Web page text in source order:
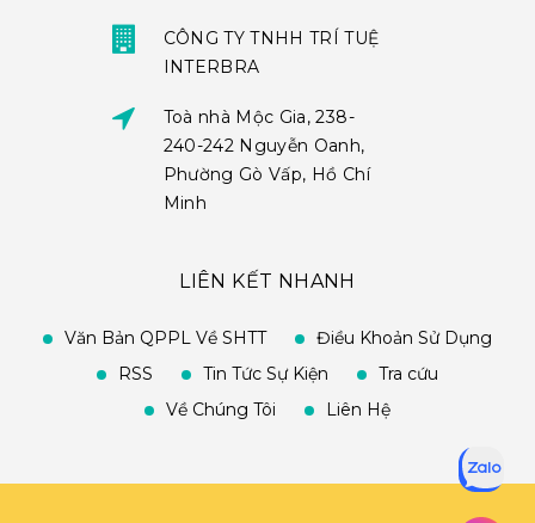
CÔNG TY TNHH TRÍ TUỆ
INTERBRA
Toà nhà Mộc Gia, 238-
240-242 Nguyễn Oanh,
Phường Gò Vấp, Hồ Chí
Minh
LIÊN KẾT NHANH
Văn Bản QPPL Về SHTT
Điều Khoản Sử Dụng
RSS
Tin Tức Sự Kiện
Tra cứu
Về Chúng Tôi
Liên Hệ